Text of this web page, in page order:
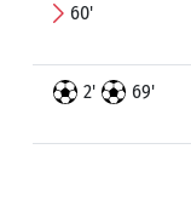
60'
2' 69'